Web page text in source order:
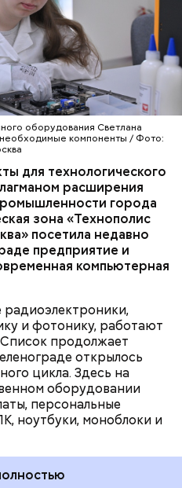
оборудования Светлана
необходимые компоненты / Фото:
для технологического
расширения
города
зона «Технополис
посетила недавно
предприятие и
компьютерная
и фотонику, работают
продолжает
открылось
цикла. Здесь на
оборудовании
персональные
ноутбуки, моноблоки и
термопасты